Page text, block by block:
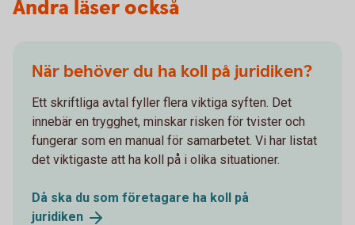
Andra läser också
När behöver du ha koll på juridiken?
Ett skriftliga avtal fyller flera viktiga syften. Det
innebär en trygghet, minskar risken för tvister och
fungerar som en manual för samarbetet. Vi har listat
det viktigaste att ha koll på i olika situationer.
Då ska du som företagare ha koll på
juridiken